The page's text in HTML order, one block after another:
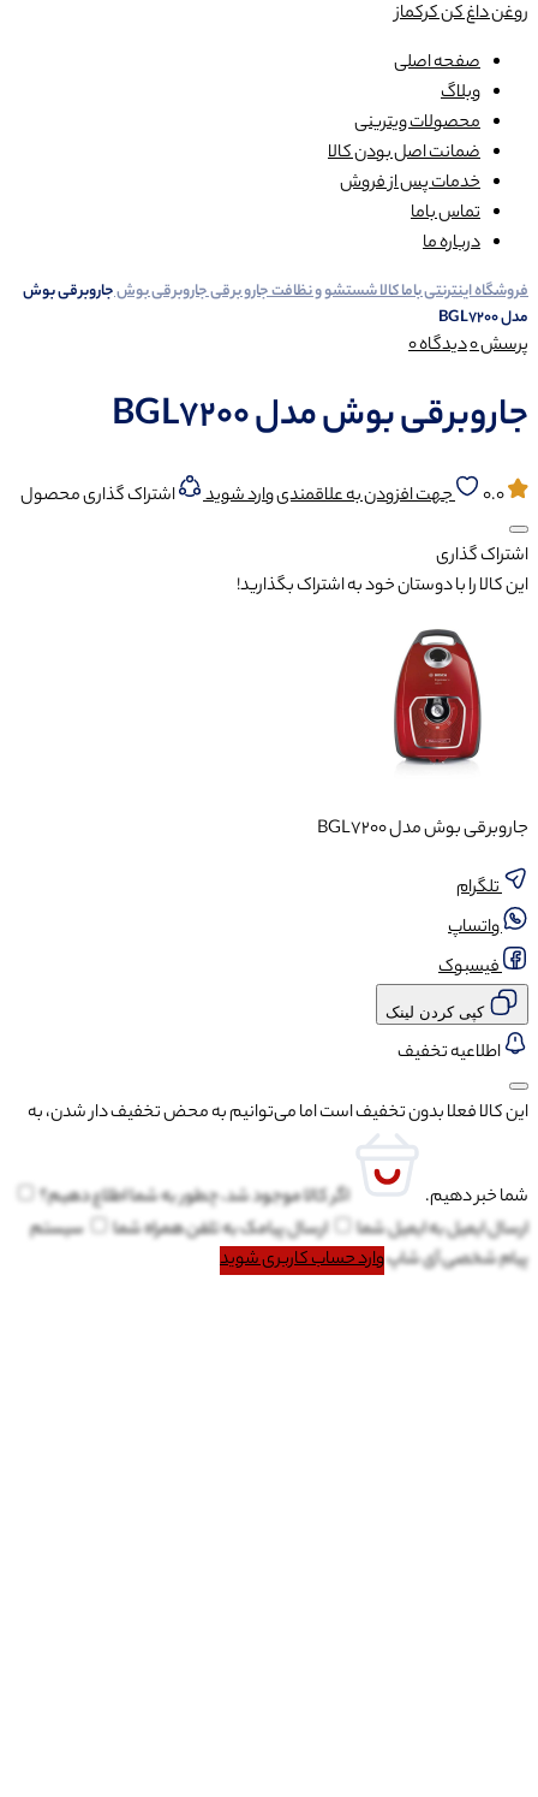
روغن داغ کن کرکماز
صفحه اصلی
وبلاگ
محصولات ویترینی
ضمانت اصل بودن کالا
خدمات پس از فروش
تماس باما
درباره ما
فروشگاه اینترنتی باما کالاشستشو و نظافتجارو برقیجاروبرقی بوشجاروبرقی بوش
مدل BGL7200
پرسش0دیدگاه0
جاروبرقی بوش مدل BGL7200
0.0 جهت افزودن به علاقمندی وارد شوید اشتراک گذاری محصول
اشتراک گذاری
این کالا را با دوستان خود به اشتراک بگذارید!
جاروبرقی بوش مدل BGL7200
تلگرام
واتساپ
فیسبوک
کپی کردن لینک
اطلاعیه تخفیف
این کالا فعلا بدون تخفیف است اما می‌توانیم به محض تخفیف دار شدن، به
شما خبر دهیم.
اگر کالا موجود شد، چطور به شما اطلاع دهیم؟
ارسال ایمیل بهایمیل شما ارسال پیامک بهتلفن همراه شما
سیستم
پیام شخصی آی شاپوارد حساب کاربری شوید